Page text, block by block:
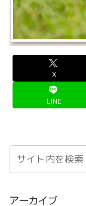
X
LINE
アーカイブ